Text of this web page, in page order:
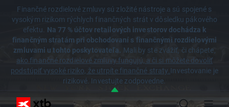
Finančné rozdielové zmluvy sú zložité nástroje a sú spojené s
vysokým rizikom rýchlych finančných strát v dôsledku pákového
efektu. Na 77 % účtov retailových investorov dochádza k
finančným stratám pri obchodovaní s finančnými rozdielovými
zmluvami u tohto poskytovateľa. Mali by ste zvážiť, či chápete,
ako finančné rozdielové zmluvy fungujú, a či si môžete dovoliť
podstúpiť vysoké riziko, že utrpíte finančné straty.Investovanie je
rizikové. Investujte zodpovedne.